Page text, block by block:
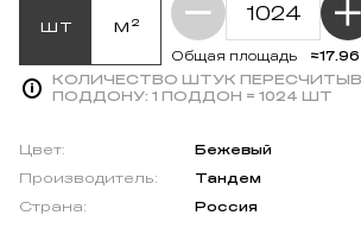
шт м²
Общая площадь
КОЛИЧЕСТВО ШТУК
ПОДДОНУ: 1 ПОДДОН = 1024 ШТ
Цвет:
Бежевый
Производитель:
Тандем
Страна:
Россия